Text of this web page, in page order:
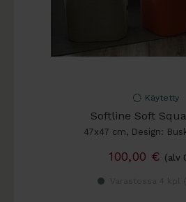
Käytetty
Softline Soft
47x47 cm, Design:
100,00 € (alv